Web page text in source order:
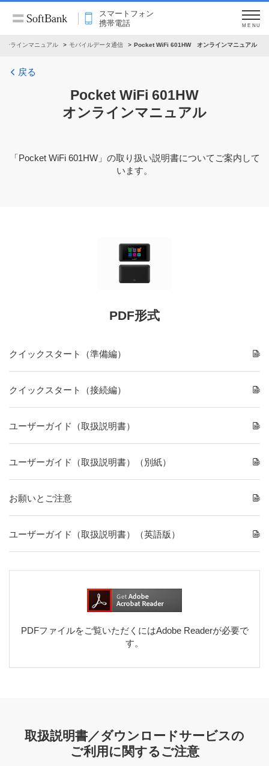
スマートフォン
携帯電話
MENU
ンラインマニュアル モバイルデータ通信 Pocket WiFi 601HW オンラインマニュアル
戻る
Pocket WiFi 601HW
オンラインマニュアル
「Pocket WiFi 601HW」の取り扱い説明書についてご案内して
います。
PDF形式
クイックスタート（準備編）
クイックスタート（接続編）
ユーザーガイド（取扱説明書）
​ユーザーガイド（取扱説明書）（別紙）
お願いとご注意
ユーザーガイド（取扱説明書）（英語版）
PDFファイルをご覧いただくにはAdobe Readerが必要で
す。
取扱説明書／ダウンロードサービスの
ご利用に関するご注意